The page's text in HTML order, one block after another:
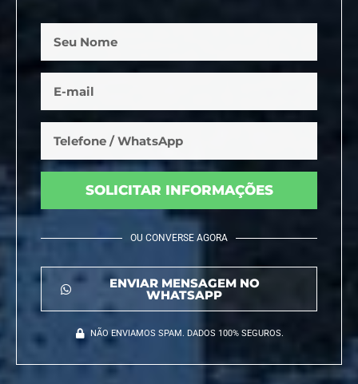
SOLICITAR INFORMAÇÕES
OU CONVERSE AGORA
ENVIAR MENSAGEM NO
WHATSAPP
NÃO ENVIAMOS SPAM. DADOS 100% SEGUROS.